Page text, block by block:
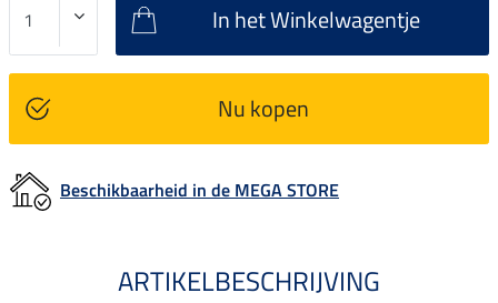
In het Winkelwagentje
Nu kopen
Beschikbaarheid in de MEGA STORE
ARTIKELBESCHRIJVING